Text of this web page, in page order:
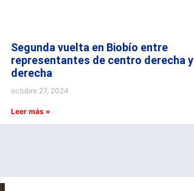
Segunda vuelta en Biobío entre
representantes de centro derecha y
derecha
octubre 27, 2024
Leer más »